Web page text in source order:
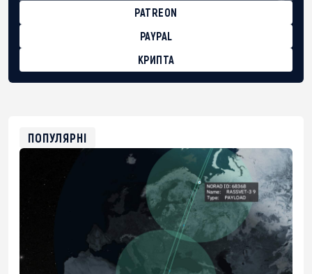
PATREON
PAYPAL
КРИПТА
0xfD02863D3289416fcF50975c9DFda13623f97758
ПОПУЛЯРНІ